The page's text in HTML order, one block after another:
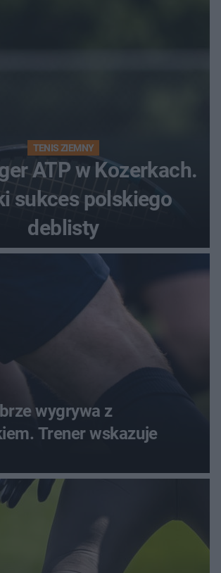
TENIS ZIEMNY
ATP w Kozerkach.
sukces polskiego
deblisty
wygrywa z
Trener wskazuje